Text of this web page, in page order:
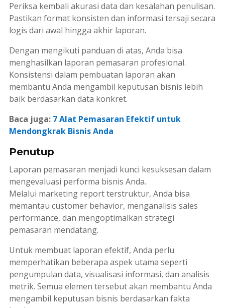
Periksa kembali akurasi data dan kesalahan penulisan.
Pastikan format konsisten dan informasi tersaji secara
logis dari awal hingga akhir laporan.
Dengan mengikuti panduan di atas, Anda bisa
menghasilkan laporan pemasaran profesional.
Konsistensi dalam pembuatan laporan akan
membantu Anda mengambil keputusan bisnis lebih
baik berdasarkan data konkret.
Baca juga: 7 Alat Pemasaran Efektif untuk
Mendongkrak Bisnis Anda
Penutup
Laporan pemasaran menjadi kunci kesuksesan dalam
mengevaluasi performa bisnis Anda.
Melalui marketing reportterstruktur, Anda bisa
memantau customer behavior, menganalisis sales
performance, dan mengoptimalkan strategi
pemasaran mendatang.
Untuk membuat laporan efektif, Anda perlu
memperhatikan beberapa aspek utama seperti
pengumpulan data, visualisasi informasi, dan analisis
metrik. Semua elemen tersebut akan membantu Anda
mengambil keputusan bisnis berdasarkan fakta